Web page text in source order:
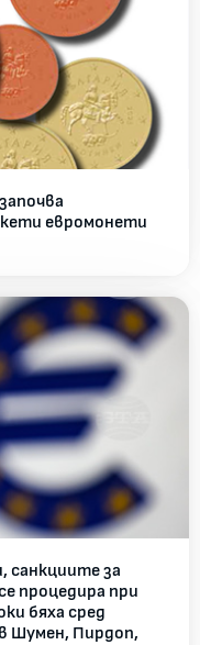
евромонети
санкциите за
процедира при
бяха сред
Шумен, Пирдоп,